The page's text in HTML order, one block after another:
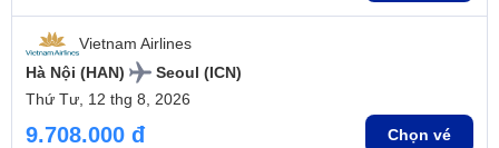
Vietnam Airlines
Hà Nội (HAN)
Seoul (ICN)
Thứ Tư, 12 thg 8, 2026
9.708.000 đ Chọn vé